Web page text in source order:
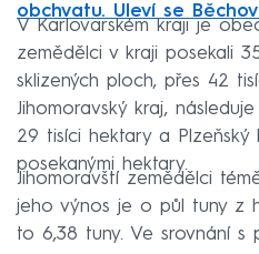
obchvatu. Uleví se
V Karlovarském kraji je
zemědělci v kraji posekali
sklizených ploch, přes 42
Jihomoravský kraj,
29 tisíci hektary a Plzeňský
posekanými hektary.
Jihomoravští zemědělci
jeho výnos je o půl tuny z
to 6,38 tuny. Ve srovnání s